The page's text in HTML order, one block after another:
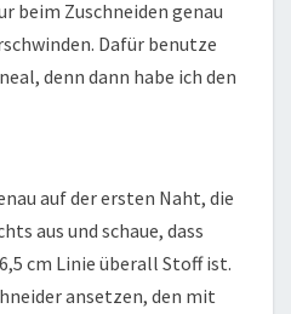
beim Zuschneiden genau
Dafür benutze
denn dann habe ich den
auf der ersten Naht, die
aus und schaue, dass
cm Linie überall Stoff ist.
ansetzen, den mit